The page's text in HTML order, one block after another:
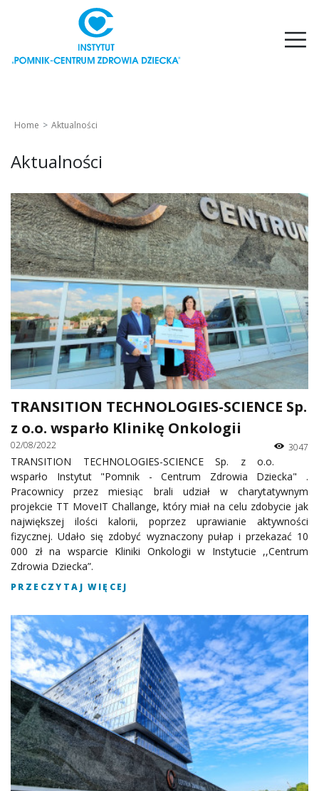
Home Aktualności
Aktualności
TRANSITION TECHNOLOGIES-SCIENCE Sp.
z o.o. wsparło Klinikę Onkologii
02/08/2022 3047
TRANSITION TECHNOLOGIES-SCIENCE Sp. z o.o.
wsparło Instytut "Pomnik - Centrum Zdrowia Dziecka" .
Pracownicy przez miesiąc brali udział w charytatywnym
projekcie TT MoveIT Challange, który miał na celu zdobycie jak
największej ilości kalorii, poprzez uprawianie aktywności
fizycznej. Udało się zdobyć wyznaczony pułap i przekazać 10
000 zł na wsparcie Kliniki Onkologii w Instytucie ,,Centrum
Zdrowia Dziecka”.
PRZECZYTAJ WIĘCEJ